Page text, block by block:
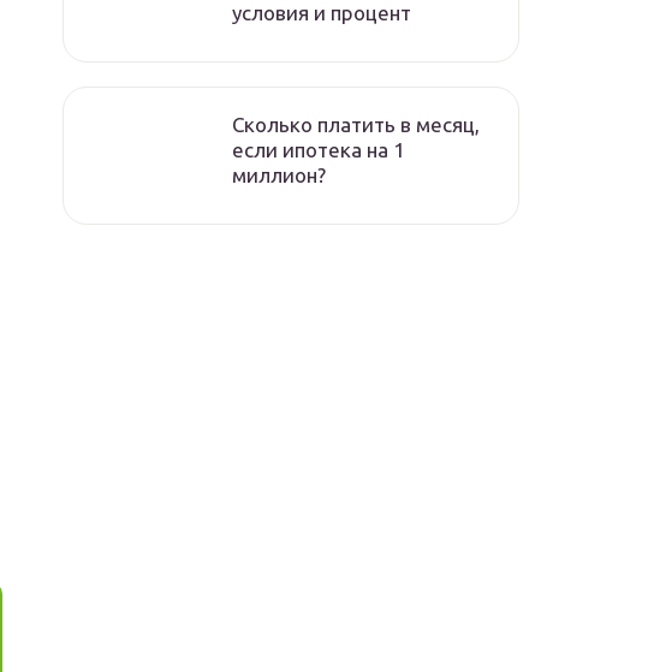
условия и процент
Сколько платить в месяц,
если ипотека на 1
миллион?